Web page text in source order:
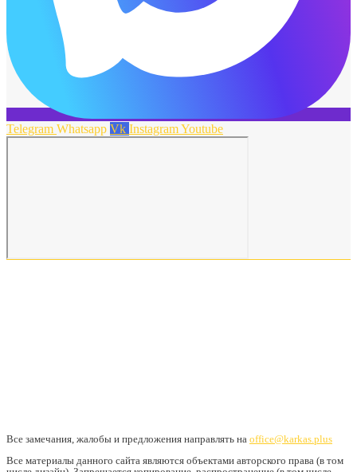
Telegram Whatsapp Vk InstagramYoutube
Все замечания, жалобы и предложения направлять на office@karkas.plus
Все материалы данного сайта являются объектами авторского права (в том